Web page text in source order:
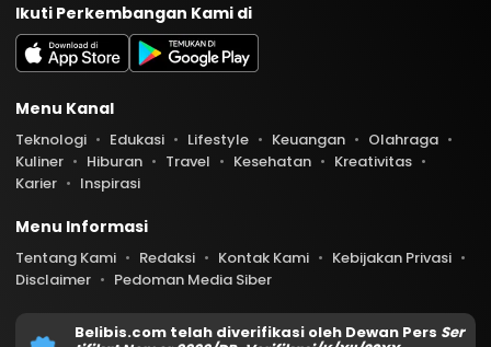
Ikuti Perkembangan Kami di
Menu Kanal
Teknologi Edukasi Lifestyle Keuangan
Olahraga
Kuliner
Hiburan Travel Kesehatan
Kreativitas
Karier
Inspirasi
Menu Informasi
Tentang Kami Redaksi Kontak Kami
Kebijakan Privasi
Disclaimer
Pedoman Media Siber
Belibis.com telah diverifikasi oleh Dewan Pers Ser